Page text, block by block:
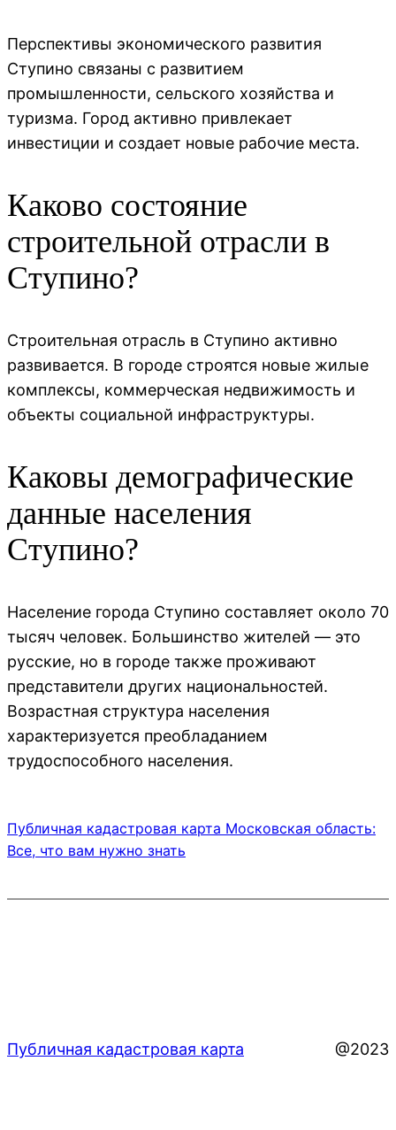
Перспективы экономического развития
Ступино связаны с развитием
промышленности, сельского хозяйства и
туризма. Город активно привлекает
инвестиции и создает новые рабочие места.
Каково состояние
строительной отрасли в
Ступино?
Строительная отрасль в Ступино активно
развивается. В городе строятся новые жилые
комплексы, коммерческая недвижимость и
объекты социальной инфраструктуры.
Каковы демографические
данные населения
Ступино?
Население города Ступино составляет около 70
тысяч человек. Большинство жителей — это
русские, но в городе также проживают
представители других национальностей.
Возрастная структура населения
характеризуется преобладанием
трудоспособного населения.
Публичная кадастровая карта Московская область:
Все, что вам нужно знать
Публичная кадастровая карта @2023